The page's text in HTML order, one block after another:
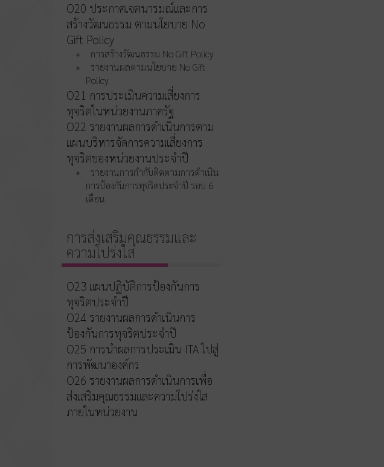
O20 ประกาศเจตนารมณ์และการ
สร้างวัฒนธรรม ตามนโยบาย No
Gift Policy
การสร้างวัฒนธรรม No Gift Policy
รายงานผลตามนโยบาย No Gift
Policy
O21 การประเมินความเสี่ยงการ
ทุจริตในหน่วยงานภาครัฐ
O22 รายงานผลการดำเนินการตาม
แผนบริหารจัดการความเสี่ยงการ
ทุจริตของหน่วยงานประจำปี
รายงานการกำกับติดตามการดำเนิน
การป้องกันการทุจริตประจำปี รอบ 6
เดือน
การส่งเสริมคุณธรรมและ
ความโปร่งใส
O23 แผนปฏิบัติการป้องกันการ
ทุจริตประจำปี
O24 รายงานผลการดำเนินการ
ป้องกันการทุจริตประจำปี
O25 การนำผลการประเมิน ITA ไปสู่
การพัฒนาองค์กร
O26 รายงานผลการดำเนินการเพื่อ
ส่งเสริมคุณธรรมและความโปร่งใส
ภายในหน่วยงาน